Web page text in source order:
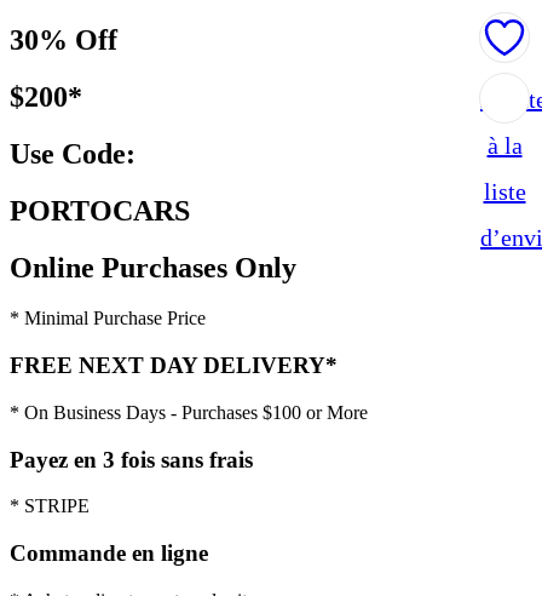
30% Off
$200*
Use Code:
PORTOCARS
Online Purchases Only
* Minimal Purchase Price
FREE NEXT DAY DELIVERY*
* On Business Days - Purchases $100 or More
Payez en 3 fois sans frais
* STRIPE
Commande en ligne
à la
liste